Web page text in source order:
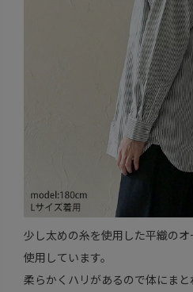
少し太めの糸を使用した平織の
使用しています。
柔らかくハリがあるので体にま